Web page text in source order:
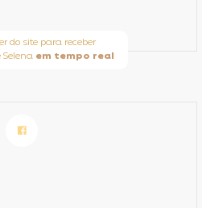
do site para receber
Selena em tempo real